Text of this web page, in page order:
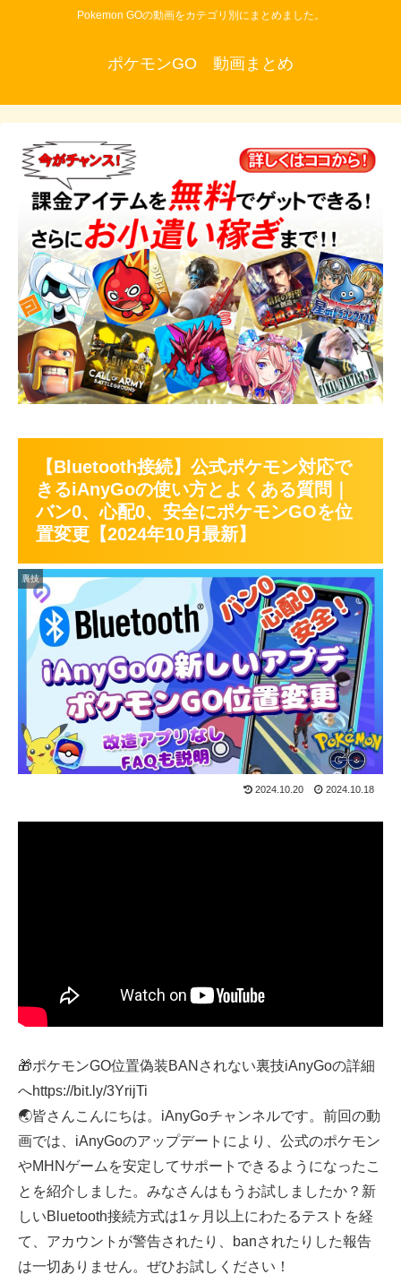
Pokemon GOの動画をカテゴリ別にまとめました。
ポケモンGO 動画まとめ
【Bluetooth接続】公式ポケモン対応で
きるiAnyGoの使い方とよくある質問｜
バン0、心配0、安全にポケモンGOを位
置変更【2024年10月最新】
裏技
2024.10.20 2024.10.18
🎁ポケモンGO位置偽装BANされない裏技iAnyGoの詳細
へhttps://bit.ly/3YrijTi
🌏皆さんこんにちは。iAnyGoチャンネルです。前回の動
画では、iAnyGoのアップデートにより、公式のポケモン
やMHNゲームを安定してサポートできるようになったこ
とを紹介しました。みなさんはもうお試しましたか？新
しいBluetooth接続方式は1ヶ月以上にわたるテストを経
て、アカウントが警告されたり、banされたりした報告
は一切ありません。ぜひお試しください！